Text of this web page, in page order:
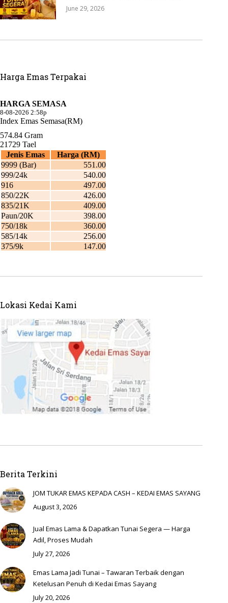
June 29, 2026
Harga Emas Terpakai
Lokasi Kedai Kami
Berita Terkini
JOM TUKAR EMAS KEPADA CASH – KEDAI EMAS SAYANG
August 3, 2026
Jual Emas Lama & Dapatkan Tunai Segera — Harga
Adil, Proses Mudah
July 27, 2026
Emas Lama Jadi Tunai – Tawaran Terbaik dengan
Ketelusan Penuh di Kedai Emas Sayang
July 20, 2026